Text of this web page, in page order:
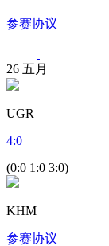
参赛协议
26 五月
UGR
4:0
(0:0 1:0 3:0)
KHM
参赛协议